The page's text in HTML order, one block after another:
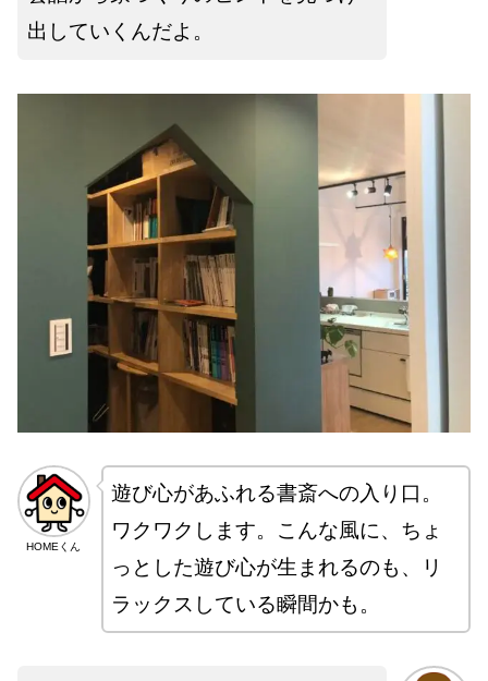
出していくんだよ。
HOMEくん
遊び心があふれる書斎への入り口。
ワクワクします。こんな風に、ちょ
っとした遊び心が生まれるのも、リ
ラックスしている瞬間かも。